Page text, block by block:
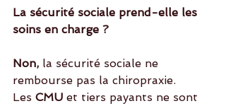
La sécurité sociale prend-elle les
soins en charge ?
Non, la sécurité sociale ne
rembourse pas la chiropraxie.
Les CMU et tiers payants ne sont